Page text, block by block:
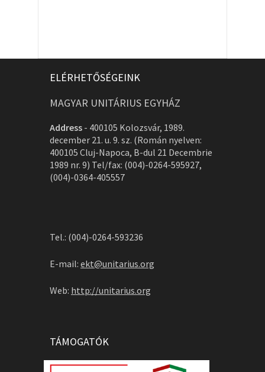
ELÉRHETŐSÉGEINK
MAGYAR UNITÁRIUS EGYHÁZ
Address - 400105 Kolozsvár, 1989.
december 21. u. 9. sz. (Román nyelven:
400105 Cluj-Napoca, B-dul 21 Decembrie
1989 nr. 9) Tel/fax: (004)-0264-595927,
(004)-0364-405557
Tel.: (004)-0264-593236
E-mail: ekt@unitarius.org
Web: http://unitarius.org
TÁMOGATÓK